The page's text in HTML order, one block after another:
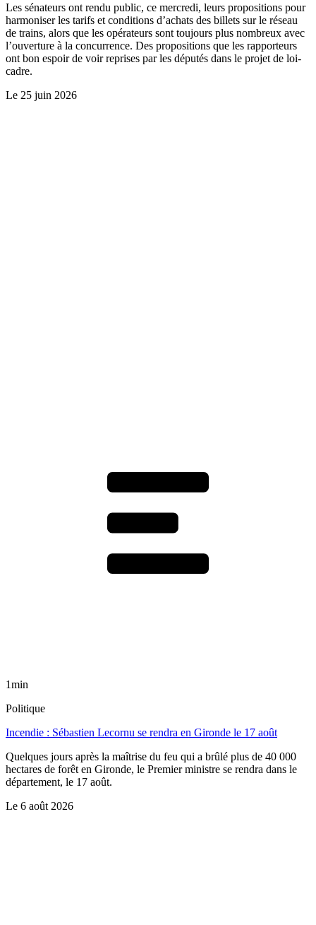
Les sénateurs ont rendu public, ce mercredi, leurs propositions pour
harmoniser les tarifs et conditions d’achats des billets sur le réseau
de trains, alors que les opérateurs sont toujours plus nombreux avec
l’ouverture à la concurrence. Des propositions que les rapporteurs
ont bon espoir de voir reprises par les députés dans le projet de loi-
cadre.
Le 25 juin 2026
1min
Politique
Incendie : Sébastien Lecornu se rendra en Gironde le 17 août
Quelques jours après la maîtrise du feu qui a brûlé plus de 40 000
hectares de forêt en Gironde, le Premier ministre se rendra dans le
département, le 17 août.
Le 6 août 2026